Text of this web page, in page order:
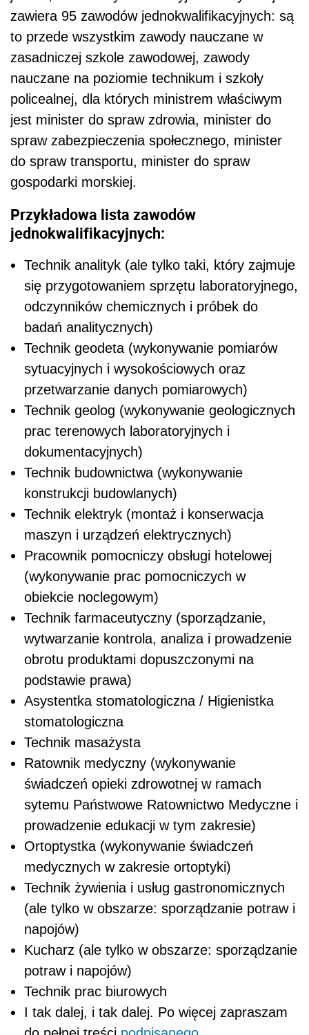
zawiera 95 zawodów jednokwalifikacyjnych: są
to przede wszystkim zawody nauczane w
zasadniczej szkole zawodowej, zawody
nauczane na poziomie technikum i szkoły
policealnej, dla których ministrem właściwym
jest minister do spraw zdrowia, minister do
spraw zabezpieczenia społecznego, minister
do spraw transportu, minister do spraw
gospodarki morskiej.
Przykładowa lista zawodów
jednokwalifikacyjnych:
Technik analityk (ale tylko taki, który zajmuje
się przygotowaniem sprzętu laboratoryjnego,
odczynników chemicznych i próbek do
badań analitycznych)
Technik geodeta (wykonywanie pomiarów
sytuacyjnych i wysokościowych oraz
przetwarzanie danych pomiarowych)
Technik geolog (wykonywanie geologicznych
prac terenowych laboratoryjnych i
dokumentacyjnych)
Technik budownictwa (wykonywanie
konstrukcji budowlanych)
Technik elektryk (montaż i konserwacja
maszyn i urządzeń elektrycznych)
Pracownik pomocniczy obsługi hotelowej
(wykonywanie prac pomocniczych w
obiekcie noclegowym)
Technik farmaceutyczny (sporządzanie,
wytwarzanie kontrola, analiza i prowadzenie
obrotu produktami dopuszczonymi na
podstawie prawa)
Asystentka stomatologiczna / Higienistka
stomatologiczna
Technik masażysta
Ratownik medyczny (wykonywanie
świadczeń opieki zdrowotnej w ramach
sytemu Państwowe Ratownictwo Medyczne i
prowadzenie edukacji w tym zakresie)
Ortoptystka (wykonywanie świadczeń
medycznych w zakresie ortoptyki)
Technik żywienia i usług gastronomicznych
(ale tylko w obszarze: sporządzanie potraw i
napojów)
Kucharz (ale tylko w obszarze: sporządzanie
potraw i napojów)
Technik prac biurowych
I tak dalej, i tak dalej. Po więcej zapraszam